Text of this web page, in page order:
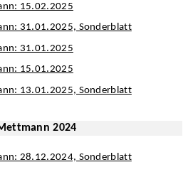
15.02.2025
31.01.2025, Sonderblatt
31.01.2025
15.01.2025
13.01.2025, Sonderblatt
2024
28.12.2024, Sonderblatt